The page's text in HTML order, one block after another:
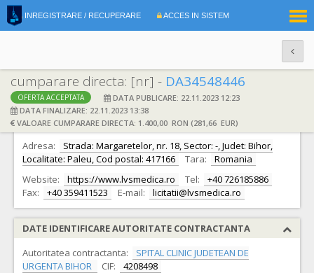
INREGISTRARE / RECUPERARE ACCES IN SISTEM
cumparare directa: [nr] - DA34548446
OFERTA ACCEPTATA
DATA PUBLICARE: 22.11.2023 12:23
DATA FINALIZARE: 22.11.2023 13:38
VALOARE CUMPARARE DIRECTA: 1.400,00 RON (281,66 EUR)
DATE IDENTIFICARE OFERTANT
Ofertant: S.C. LUAN VISION S.R.L. CIF: 23801784
Adresa:
Strada: Margaretelor, nr. 18, Sector: -, Judet: Bihor,
Localitate: Paleu, Cod postal: 417166
Tara:
Romania
Website:
https://www.lvsmedica.ro Tel:
+40 726185886
Fax:
+40 359411523 E-mail: licitatii@lvsmedica.ro
DATE IDENTIFICARE AUTORITATE CONTRACTANTA
Autoritatea contractanta:
SPITAL CLINIC JUDETEAN DE
URGENTA BIHOR
CIF:
4208498